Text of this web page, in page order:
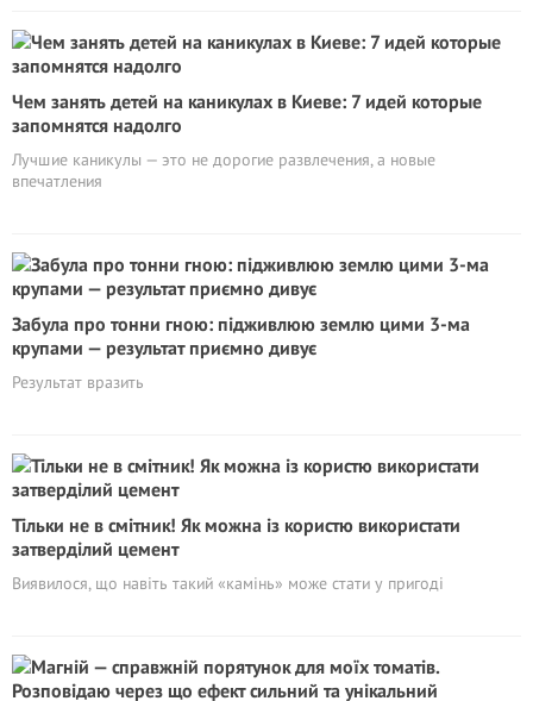
Чем занять детей на каникулах в Киеве: 7 идей которые
запомнятся надолго
Лучшие каникулы — это не дорогие развлечения, а новые
впечатления
Забула про тонни гною: підживлюю землю цими 3-ма
крупами — результат приємно дивує
Результат вразить
Тільки не в смітник! Як можна із користю використати
затверділий цемент
Виявилося, що навіть такий «камінь» може стати у пригоді